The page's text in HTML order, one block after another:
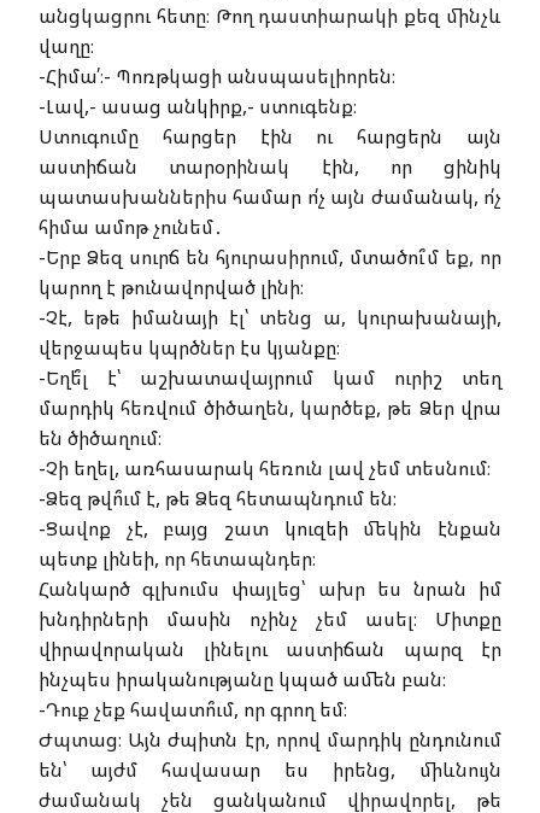
անցկացրու հետը։ Թող դաստիարակի քեզ մինչև
վաղը։
-Հիմա՛։- Պոռթկացի անսպասելիորեն։
-Լավ,- ասաց անկիրք,- ստուգենք։
Ստուգումը հարցեր էին ու հարցերն այն
աստիճան տարօրինակ էին, որ ցինիկ
պատասխաններիս համար ո՛չ այն ժամանակ, ո՛չ
հիմա ամոթ չունեմ․
-Երբ Ձեզ սուրճ են հյուրասիրում, մտածու՞մ եք, որ
կարող է թունավորված լինի։
-Չէ, եթե իմանայի էլ՝ տենց ա, կուրախանայի,
վերջապես կպրծներ էս կյանքը։
-Եղե՞լ է՝ աշխատավայրում կամ ուրիշ տեղ
մարդիկ հեռվում ծիծաղեն, կարծեք, թե Ձեր վրա
են ծիծաղում։
-Չի եղել, առհասարակ հեռուն լավ չեմ տեսնում։
-Ձեզ թվո՞ւմ է, թե Ձեզ հետապնդում են։
-Ցավոք չէ, բայց շատ կուզեի մեկին էնքան
պետք լինեի, որ հետապնդեր։
Հանկարծ գլխումս փայլեց՝ ախր ես նրան իմ
խնդիրների մասին ոչինչ չեմ ասել։ Միտքը
վիրավորական լինելու աստիճան պարզ էր
ինչպես իրականությանը կպած ամեն բան։
-Դուք չեք հավատո՞ւմ, որ գրող եմ։
Ժպտաց։ Այն ժպիտն էր, որով մարդիկ ընդունում
են՝ այժմ հավասար ես իրենց, միևնույն
ժամանակ չեն ցանկանում վիրավորել, թե